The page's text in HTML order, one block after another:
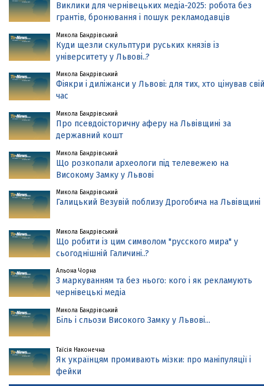
Виклики для чернівецьких медіа-2025: робота без
грантів, бронювання і пошук рекламодавців
Микола Бандрівський
Куди щезли скульптури руських князів із
університету у Львові..?
Микола Бандрівський
Фіякри і диліжанси у Львові: для тих, хто цінував свій
час
Микола Бандрівський
Про псевдоісторичну аферу на Львівщині за
державний кошт
Микола Бандрівський
Що розкопали археологи під телевежею на
Високому Замку у Львові
Микола Бандрівський
Галицький Везувій поблизу Дрогобича на Львівщині
Микола Бандрівський
Що робити із цим символом "русского мира" у
сьогоднішній Галичині..?
Альона Чорна
З маркуванням та без нього: кого і як рекламують
чернівецькі медіа
Микола Бандрівський
Біль і сльози Високого Замку у Львові...
Таїсія Наконечна
Як українцям промивають мізки: про маніпуляції і
фейки